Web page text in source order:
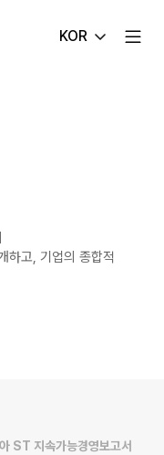
KOR
하고, 기업의 종합적
ST 지속가능경영보고서